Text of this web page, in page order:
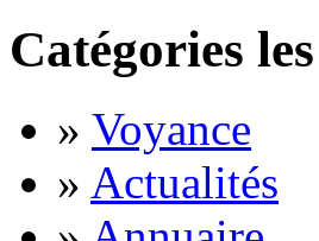
Catégories
» Voyance
» Actualités